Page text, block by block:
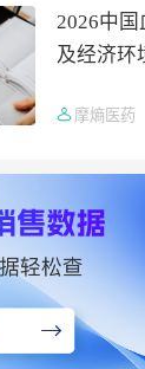
2026中
及经济环
摩熵医药